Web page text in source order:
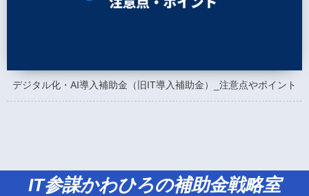
デジタル化・AI導入補助金（旧IT導入補助金）_注意点やポイント
IT参謀かわひろの補助金戦略室